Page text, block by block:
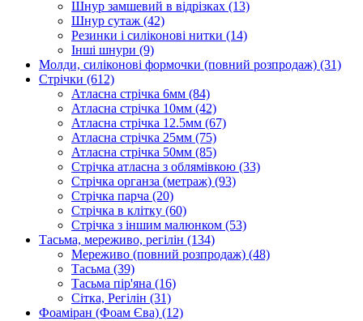
Шнур замшевий в відрізках (13)
Шнур сутаж (42)
Резинки і силіконові нитки (14)
Інші шнури (9)
Молди, силіконові формочки (повний розпродаж) (31)
Стрічки (612)
Атласна стрічка 6мм (84)
Атласна стрічка 10мм (42)
Атласна стрічка 12.5мм (67)
Атласна стрічка 25мм (75)
Атласна стрічка 50мм (85)
Стрічка атласна з облямівкою (33)
Стрічка органза (метраж) (93)
Стрічка парча (20)
Стрічка в клітку (60)
Стрічка з іншим малюнком (53)
Тасьма, мереживо, регілін (134)
Мереживо (повний розпродаж) (48)
Тасьма (39)
Тасьма пір'яна (16)
Сітка, Регілін (31)
Фоаміран (Фоам Єва) (12)